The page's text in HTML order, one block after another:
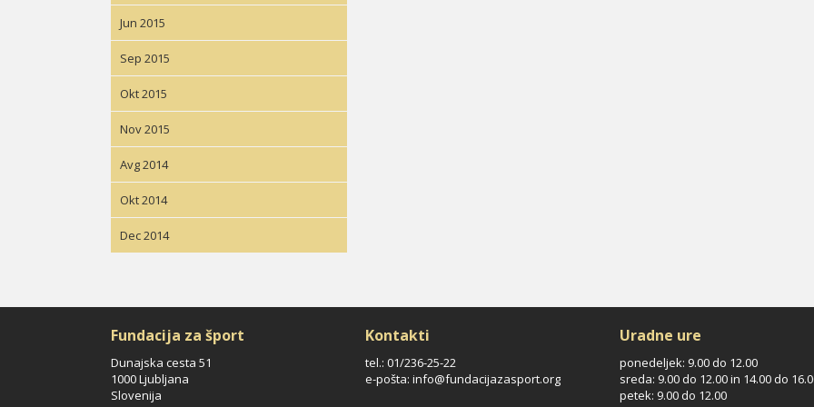
Jun 2015
Sep 2015
Okt 2015
Nov 2015
Avg 2014
Okt 2014
Dec 2014
Fundacija za šport
Dunajska cesta 51
1000 Ljubljana
Slovenija
Kontakti
tel.: 01/236-25-22
e-pošta: info@fundacijazasport.org
Uradne ure
ponedeljek: 9.00 do 12.00
sreda: 9.00 do 12.00 in 14.00 do
petek: 9.00 do 12.00